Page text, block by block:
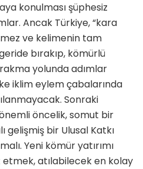
konulması şüphesiz
Ancak Türkiye, “kara
ve kelimenin tam
bırakıp, kömürlü
yolunda adımlar
iklim eylem çabalarında
Sonraki
öncelik, somut bir
gelişmiş bir Ulusal Katkı
Yeni kömür yatırımı
atılabilecek en kolay